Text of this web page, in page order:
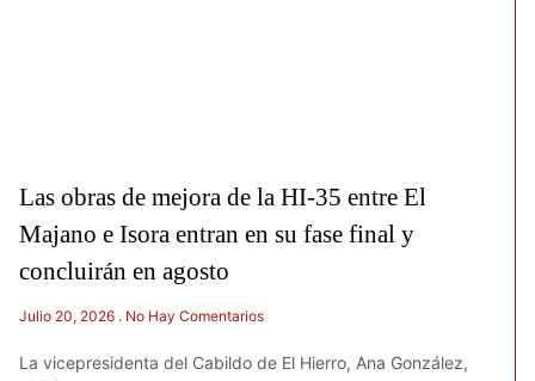
Las obras de mejora de la HI-35 entre El
Majano e Isora entran en su fase final y
concluirán en agosto
Julio 20, 2026 No Hay Comentarios
La vicepresidenta del Cabildo de El Hierro, Ana González,